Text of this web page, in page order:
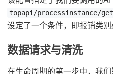
topapi/processinstance/get
设定了一个条件，即报销类别
数据请求与清洗
在生命周期的第一步中，我